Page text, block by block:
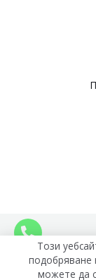
Този
подобряване
можете да